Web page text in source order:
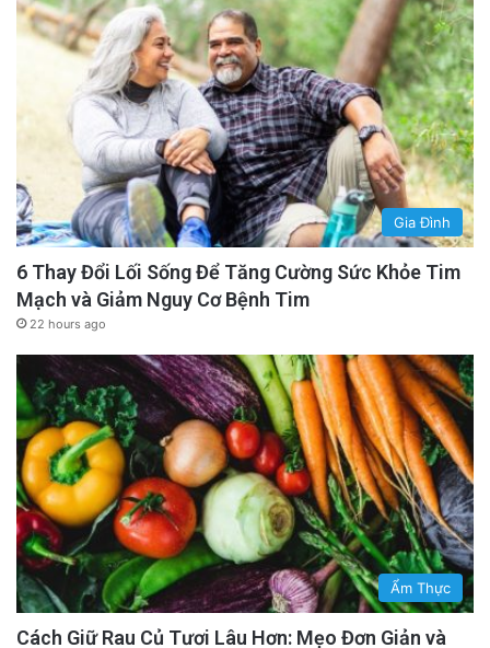
Gia Đình
6 Thay Đổi Lối Sống Để Tăng Cường Sức Khỏe Tim
Mạch và Giảm Nguy Cơ Bệnh Tim
22 hours ago
Ẩm Thực
Cách Giữ Rau Củ Tươi Lâu Hơn: Mẹo Đơn Giản và